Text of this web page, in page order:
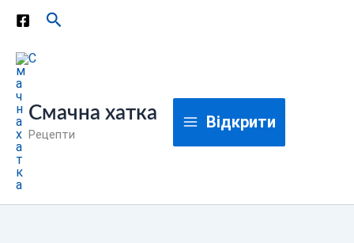
Перейти
вмісту
Пошук
Смачна хатка
Рецепти
Відкрити